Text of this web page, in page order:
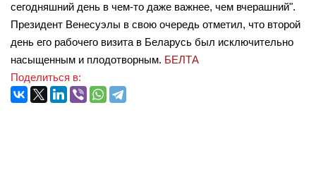
сегодняшний день в чем-то даже важнее, чем вчерашний".
Президент Венесуэлы в свою очередь отметил, что второй
день его рабочего визита в Беларусь был исключительно
насыщенным и плодотворным. БЕЛТА
Поделиться в: